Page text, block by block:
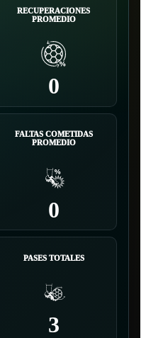
RECUPERACIONES
PROMEDIO
0
FALTAS COMETIDAS
PROMEDIO
0
PASES TOTALES
3